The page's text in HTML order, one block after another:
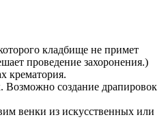
кладбище не примет
проведение захоронения.)
крематория.
Возможно создание драпировок
венки из искусственных или